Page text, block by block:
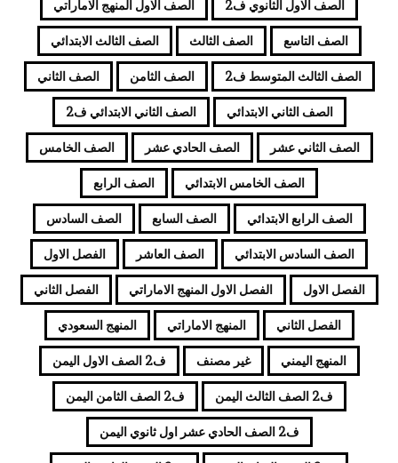
الصف الاول الثانوي ف2 الصف الاول المنهج الاماراتي
الصف التاسع الصف الثالث الصف الثالث الابتدائي
الصف الثالث المتوسط ف2 الصف الثامن الصف الثاني
الصف الثاني الابتدائي الصف الثاني الابتدائي ف2
الصف الثاني عشر الصف الحادي عشر الصف الخامس
الصف الخامس الابتدائي الصف الرابع
الصف الرابع الابتدائي الصف السابع الصف السادس
الصف السادس الابتدائي الصف العاشر الفصل الاول
الفصل الاول الفصل الاول المنهج الاماراتي الفصل الثاني
الفصل الثاني المنهج الاماراتي المنهج السعودي
المنهج اليمني غير مصنف ف2 الصف الاول اليمن
ف2 الصف الثالث اليمن ف2 الصف الثامن اليمن
ف2 الصف الحادي عشر اول ثانوي اليمن